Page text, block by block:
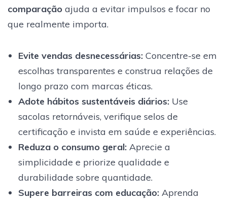
comparação ajuda a evitar impulsos e focar no
que realmente importa.
Evite vendas desnecessárias:Concentre-se em
escolhas transparentes e construa relações de
longo prazo com marcas éticas.
Adote hábitos sustentáveis diários:Use
sacolas retornáveis, verifique selos de
certificação e invista em saúde e experiências.
Reduza o consumo geral:Aprecie a
simplicidade e priorize qualidade e
durabilidade sobre quantidade.
Supere barreiras com educação:Aprenda